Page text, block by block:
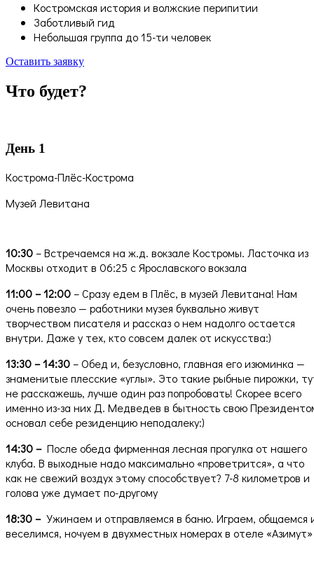
Костромская история и волжские перипитии
Заботливый гид
Небольшая группа до 15-ти человек
Оставить заявку
Что будет?
День 1
Кострома-Плёс-Кострома
Музей Левитана
10:30– Встречаемся на ж.д. вокзале Костромы. Ласточка из
Москвы отходит в 06:25 с Ярославского вокзала
11:00 – 12:00– Сразу едем в Плёс, в музей Левитана! Нам
очень повезло — работники музея буквально живут
творчеством писателя и рассказ о нем надолго остается
внутри. Даже у тех, кто совсем далек от искусства:)
13:30 – 14:30– Обед и, безусловно, главная его изюминка —
знаменитые плесские «углы». Это такие рыбные пирожки,
не расскажешь, лучше один раз попробовать! Скорее всего
именно из-за них Д. Медведев в бытность свою
основал себе резиденцию неподалеку:)
14:30 – После обеда фирменная лесная прогулка от нашего
клуба. В выходные надо максимально «проветрится», а что
как не свежий воздух этому способствует? 7-8 километров и
голова уже думает по-другому
18:30 – Ужинаем и отправляемся в баню. Играем, общаемся
веселимся, ночуем в двухместных номерахв отеле «Азимут»